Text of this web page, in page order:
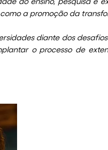
a promoção da
diante dos
o processo de